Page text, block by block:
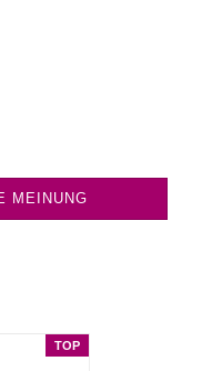
MEINUNG
TOP